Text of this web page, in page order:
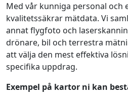
Med vår kunniga personal och
kvalitetssäkrar mätdata. Vi
annat flygfoto och
drönare, bil och terrestra
att välja den mest effektiva
specifika uppdrag.
Exempel på kartor ni kan